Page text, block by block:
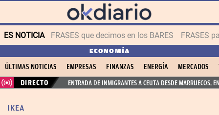
ES NOTICIA FRASES que decimos en los BARES FRASES
ECONOMÍA
ÚLTIMAS NOTICIAS EMPRESAS FINANZAS ENERGÍA MERCADOS
DIRECTO
ENTRADA DE INMIGRANTES A CEUTA DESDE MARRUECOS,
IKEA